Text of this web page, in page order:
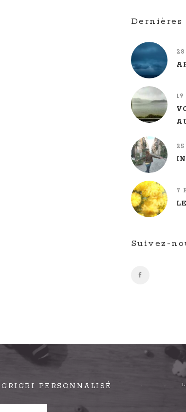
Dernières
7
Suivez-
PERSONNALISÉ